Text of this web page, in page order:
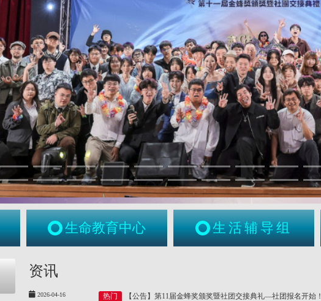
生命教育中心 生活辅导组
资讯
2026-04-16 热门 【公告】第11届金蜂奖颁奖暨社团交接典礼—社团报名开始！